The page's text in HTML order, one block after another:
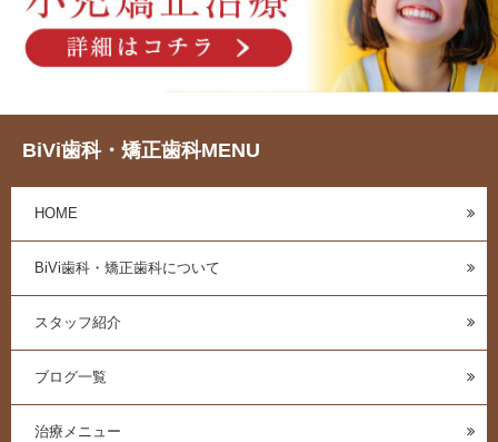
BiVi歯科・矯正歯科MENU
HOME
BiVi歯科・矯正歯科について
スタッフ紹介
ブログ一覧
治療メニュー